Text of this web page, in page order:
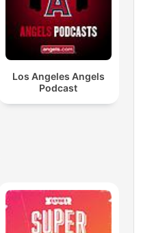
Los Angeles Angels
Podcast